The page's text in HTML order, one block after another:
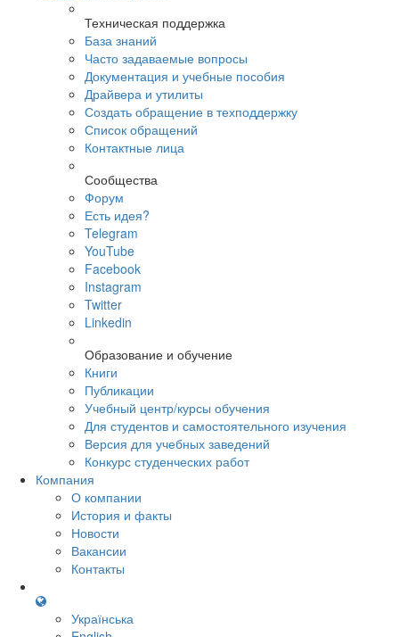
Техническая поддержка
База знаний
Часто задаваемые вопросы
Документация и учебные пособия
Драйвера и утилиты
Создать обращение в техподдержку
Список обращений
Контактные лица
Сообщества
Форум
Есть идея?
Telegram
YouTube
Facebook
Instagram
Twitter
Linkedin
Образование и обучение
Книги
Публикации
Учебный центр/курсы обучения
Для студентов и самостоятельного изучения
Версия для учебных заведений
Конкурс студенческих работ
Компания
О компании
История и факты
Новости
Вакансии
Контакты
Українська